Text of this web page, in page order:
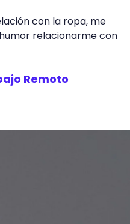
con la ropa, me
relacionarme con
Remoto